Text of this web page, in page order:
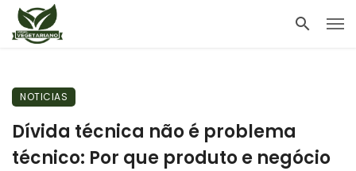
NOTICIAS
Dívida técnica não é problema
técnico: Por que produto e negócio